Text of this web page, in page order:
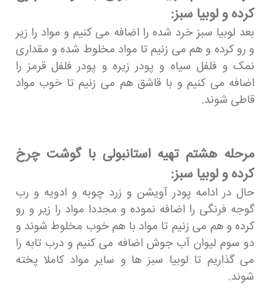
کرده و لوبیا سبز:
بعد لوبیا سبز خرد شده را اضافه می کنیم و مواد را زیر
و رو کرده و هم می زنیم تا مواد مخلوط شده و مقداری
نمک و فلفل سیاه و پودر زیره و پودر فلفل قرمز را
اضافه می کنیم و با قاشق هم می زنیم تا خوب مواد
قاطی شوند.
مرحله هشتم تهیه استانبولی با گوشت چرخ
کرده و لوبیا سبز:
حال در ادامه پودر آویشن و زرد چوبه و ادویه و رب
گوجه فرنگی را اضافه نموده و مجددا مواد را زیر و رو
کرده و هم می زنیم تا مواد با هم خوب مخلوط شوند و
دو سوم لیوان آب جوش اضافه می کنیم و درب تابه را
می گذاریم تا لوبیا سبز ها و سایر مواد کاملا پخته
شوند.